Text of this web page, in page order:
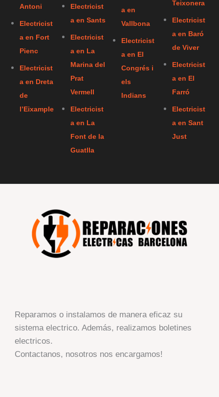
Antoni
Electricist
a en Fort
Pienc
Electricist
a en Dreta
de
l’Eixample
Electricist
a en Sants
Electricist
a en La
Marina del
Prat
Vermell
Electricist
a en La
Font de la
Guatlla
a en
Vallbona
Electricist
a en El
Congrés i
els
Indians
Teixonera
Electricist
a en Baró
de Viver
Electricist
a en El
Farró
Electricist
a en Sant
Just
Reparamos o instalamos de manera eficaz su
sistema electrico. Además, realizamos boletines
electricos.
Contactanos, nosotros nos encargamos!